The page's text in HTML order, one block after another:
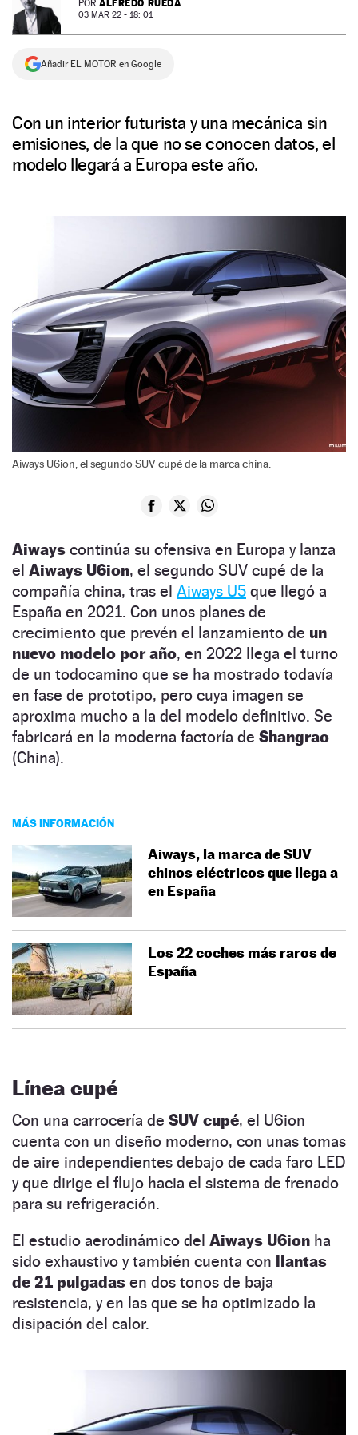
NEWSLETTER
SÍGUENOS
POR ALFREDO RUEDA
03 MAR 22 - 18: 01
Añadir EL MOTOR en Google
Con un interior futurista y una mecánica sin
emisiones, de la que no se conocen datos, el
modelo llegará a Europa este año.
Aiways U6ion, el segundo SUV cupé de la marca china.
Aiways continúa su ofensiva en Europa y lanza
el Aiways U6ion, el segundo SUV cupé de la
compañía china, tras el Aiways U5 que llegó a
España en 2021. Con unos planes de
crecimiento que prevén el lanzamiento de un
nuevo modelo por año, en 2022 llega el turno
de un todocamino que se ha mostrado todavía
en fase de prototipo, pero cuya imagen se
aproxima mucho a la del modelo definitivo. Se
fabricará en la moderna factoría de Shangrao
(China).
MÁS INFORMACIÓN
Aiways, la marca de SUV
chinos eléctricos que llega a
en España
Los 22 coches más raros de
España
Línea cupé
Con una carrocería de SUV cupé, el U6ion
cuenta con un diseño moderno, con unas tomas
de aire independientes debajo de cada faro LED
y que dirige el flujo hacia el sistema de frenado
para su refrigeración.
El estudio aerodinámico del Aiways U6ion ha
sido exhaustivo y también cuenta con llantas
de 21 pulgadas en dos tonos de baja
resistencia, y en las que se ha optimizado la
disipación del calor.